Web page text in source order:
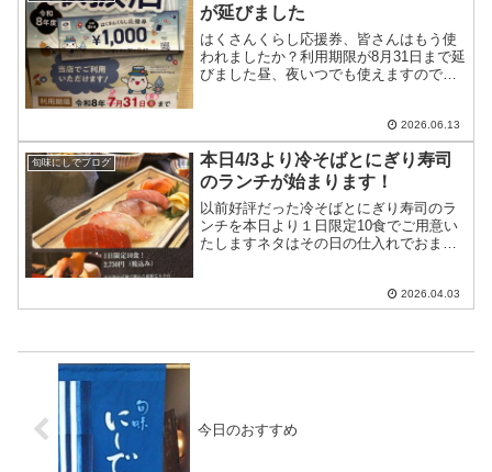
が延びました
はくさんくらし応援券、皆さんはもう使
われましたか？利用期限が8月31日まで延
びました昼、夜いつでも使えますので、
2026.06.13
旬味にしでブログ
本日4/3より冷そばとにぎり寿司
のランチが始まります！
以前好評だった冷そばとにぎり寿司のラ
ンチを本日より１日限定10食でご用意い
たしますネタはその日の仕入れでおまか
2026.04.03
今日のおすすめ